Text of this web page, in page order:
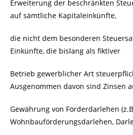
Erweiterung der beschränkten
auf sämtliche Kapitaleinkünfte,
die nicht dem besonderen
Einkünfte, die bislang als fiktiver
Betrieb gewerblicher Art
Ausgenommen davon sind Zinsen
Gewährung von Förderdarlehen
Wohnbauförderungsdarlehen,